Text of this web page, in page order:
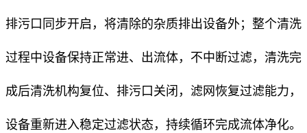
排污口同步开启，将清除的杂质排出设备外；整个清洗
过程中设备保持正常进、出流体，不中断过滤，清洗完
成后清洗机构复位、排污口关闭，滤网恢复过滤能力，
设备重新进入稳定过滤状态，持续循环完成流体净化。